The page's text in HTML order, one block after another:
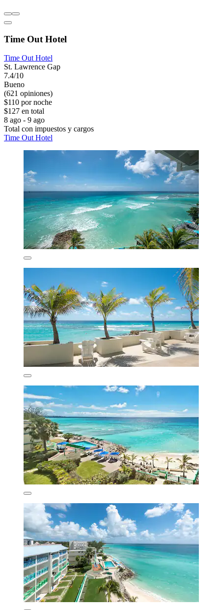
Time Out Hotel
Time Out Hotel
St. Lawrence Gap
7.4/10
Bueno
(621 opiniones)
$110 por noche
$127 en total
8 ago - 9 ago
Total con impuestos y cargos
Time Out Hotel